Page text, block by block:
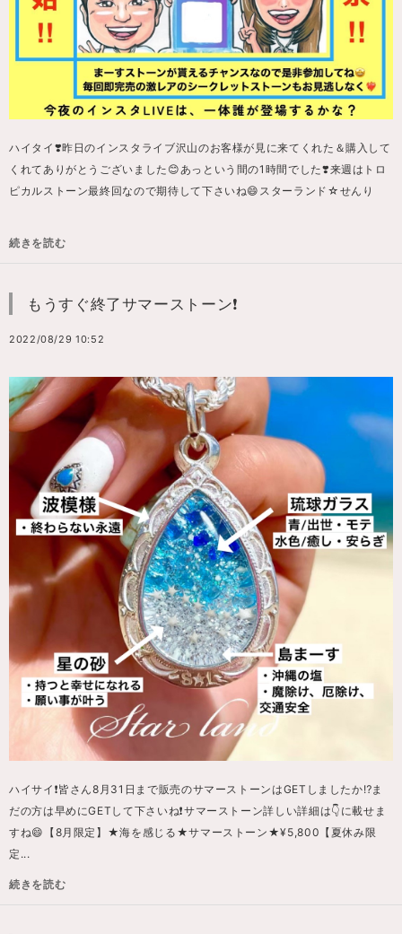
ハイタイ❣️昨日のインスタライブ沢山のお客様が見に来てくれた＆購入して
くれてありがとうございました😊あっという間の1時間でした❣️来週はトロ
ピカルストーン最終回なので期待して下さいね😄スターランド☆せんり
続きを読む
もうすぐ終了サマーストーン❗️
2022/08/29 10:52
ハイサイ❗️皆さん8月31日まで販売のサマーストーンはGETしましたか⁉️ま
だの方は早めにGETして下さいね❗️サマーストーン詳しい詳細は👇に載せま
すね😄【8月限定】★海を感じる★サマーストーン★¥5,800【夏休み限
定...
続きを読む